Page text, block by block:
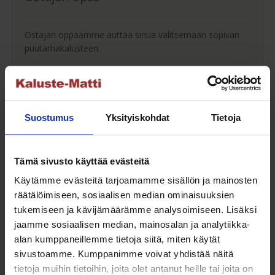
Suostumus Yksityiskohdat Tietoja
Tämä sivusto käyttää evästeitä
Käytämme evästeitä tarjoamamme sisällön ja mainosten
räätälöimiseen, sosiaalisen median ominaisuuksien
tukemiseen ja kävijämäärämme analysoimiseen. Lisäksi
jaamme sosiaalisen median, mainosalan ja analytiikka-
alan kumppaneillemme tietoja siitä, miten käytät
sivustoamme. Kumppanimme voivat yhdistää näitä
tietoja muihin tietoihin, joita olet antanut heille tai joita on
Ostajan oppaamme auttaa sinua valitsemaan sopivan
puutarhakalusteen.
Maksuaikaa ostoksillesi
Saat maksuaikaa ostoksillesi jopa 30 päivää tai erissä
osamaksulla 3-36kk.
Maksutavat